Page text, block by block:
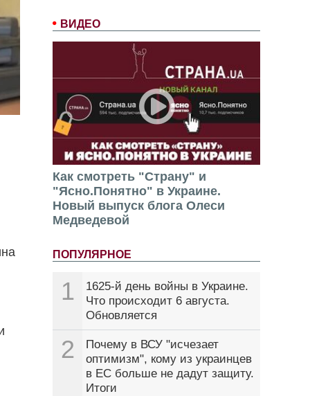
ВИДЕО
Как смотреть "Страну" и
"Ясно.Понятно" в Украине.
Новый выпуск блога Олеси
Медведевой
ПОПУЛЯРНОЕ
1
1625-й день войны в Украине.
Что происходит 6 августа.
Обновляется
2
Почему в ВСУ "исчезает
оптимизм", кому из украинцев
в ЕС больше не дадут защиту.
Итоги